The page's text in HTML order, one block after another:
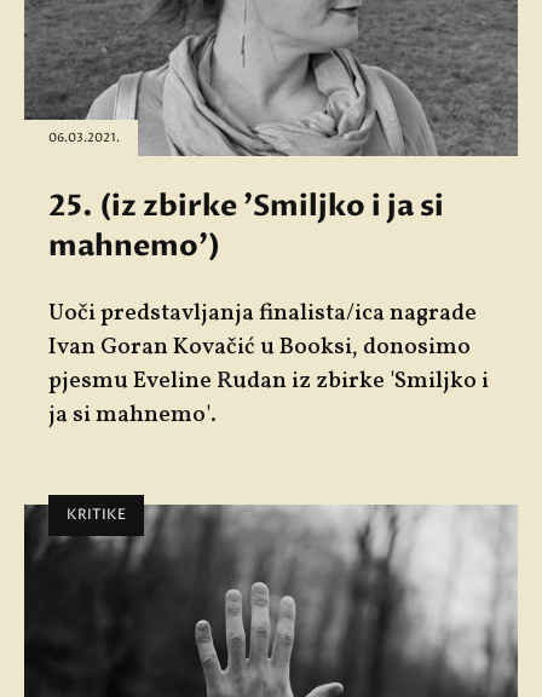
06.03.2021.
25. (iz zbirke 'Smiljko i ja si
mahnemo')
Uoči predstavljanja finalista/ica nagrade
Ivan Goran Kovačić u Booksi, donosimo
pjesmu Eveline Rudan iz zbirke 'Smiljko i
ja si mahnemo'.
KRITIKE